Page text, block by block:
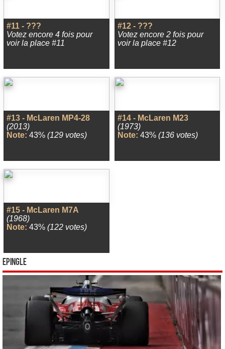
#11 - ???
Votez encore 4 fois pour
voir la place #11
#12 - ???
Votez encore 2 fois pour
voir la place #12
#13 - McLaren MP4-28
(2013)
Note: 43% (129 votes)
#14 - McLaren M23
(1973)
Note: 43% (136 votes)
#15 - McLaren M7A
(1968)
Note: 43% (122 votes)
Epingle